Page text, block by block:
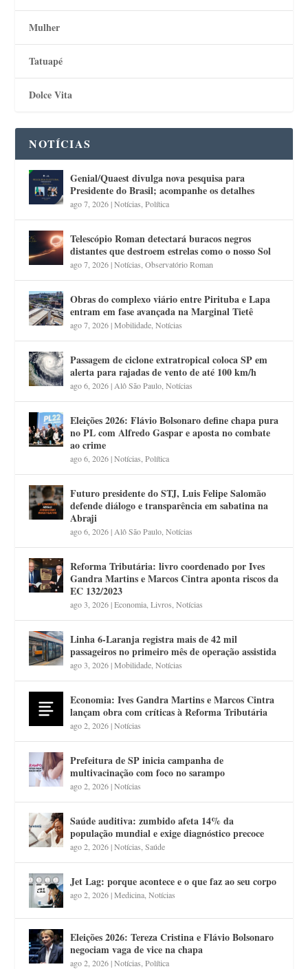
Mulher
Tatuapé
Dolce Vita
NOTÍCIAS
Genial/Quaest divulga nova pesquisa para
Presidente do Brasil; acompanhe os detalhes
ago 7, 2026|Notícias ,Política
Telescópio Roman detectará buracos negros
distantes que destroem estrelas como o nosso Sol
ago 7, 2026|Notícias ,Observatório Roman
Obras do complexo viário entre Pirituba e Lapa
entram em fase avançada na Marginal Tietê
ago 7, 2026|Mobilidade ,Notícias
Passagem de ciclone extratropical coloca SP em
alerta para rajadas de vento de até 100 km/h
ago 6, 2026| Alô São Paulo ,Notícias
Eleições 2026: Flávio Bolsonaro define chapa pura
no PL com Alfredo Gaspar e aposta no combate
ao crime
ago 6, 2026|Notícias ,Política
Futuro presidente do STJ, Luis Felipe Salomão
defende diálogo e transparência em sabatina na
Abraji
ago 6, 2026| Alô São Paulo ,Notícias
Reforma Tributária: livro coordenado por Ives
Gandra Martins e Marcos Cintra aponta riscos da
EC 132/2023
ago 3, 2026|Economia ,Livros ,Notícias
Linha 6-Laranja registra mais de 42 mil
passageiros no primeiro mês de operação assistida
ago 3, 2026|Mobilidade ,Notícias
Economia: Ives Gandra Martins e Marcos Cintra
lançam obra com críticas à Reforma Tributária
ago 2, 2026|Notícias
Prefeitura de SP inicia campanha de
multivacinação com foco no sarampo
ago 2, 2026|Notícias
Saúde auditiva: zumbido afeta 14% da
população mundial e exige diagnóstico precoce
ago 2, 2026|Notícias ,Saúde
Jet Lag: porque acontece e o que faz ao seu corpo
ago 2, 2026|Medicina ,Notícias
Eleições 2026: Tereza Cristina e Flávio Bolsonaro
negociam vaga de vice na chapa
ago 2, 2026|Notícias ,Política